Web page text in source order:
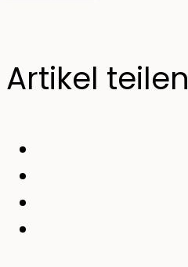
Artikel teilen